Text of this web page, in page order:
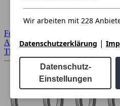
Forum Startseite
Alle Auto-Foren
Themen-Forum
Wir arbeiten mit 228
Datenschutzerklärung |
Datenschutz-
Einstellungen